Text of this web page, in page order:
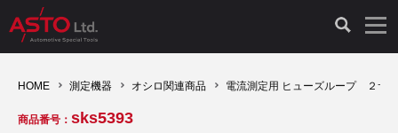
診断機（16）
診断テスター（10）
HCB TOOLS（45）
オシロスコープ（2）
ドイツ車（427）
現品修理（77）
オシロスコープ（10）
HOME 測定機器 オシロ関連商品 電流測定用 ヒューズループ ２サ
商品番号： sks5393